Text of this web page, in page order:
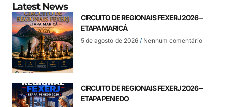
Latest News
CIRCUITO DE REGIONAIS FEXERJ 2026 –
ETAPA MARICÁ
5 de agosto de 2026 Nenhum comentário
CIRCUITO DE REGIONAIS FEXERJ 2026 –
ETAPA PENEDO